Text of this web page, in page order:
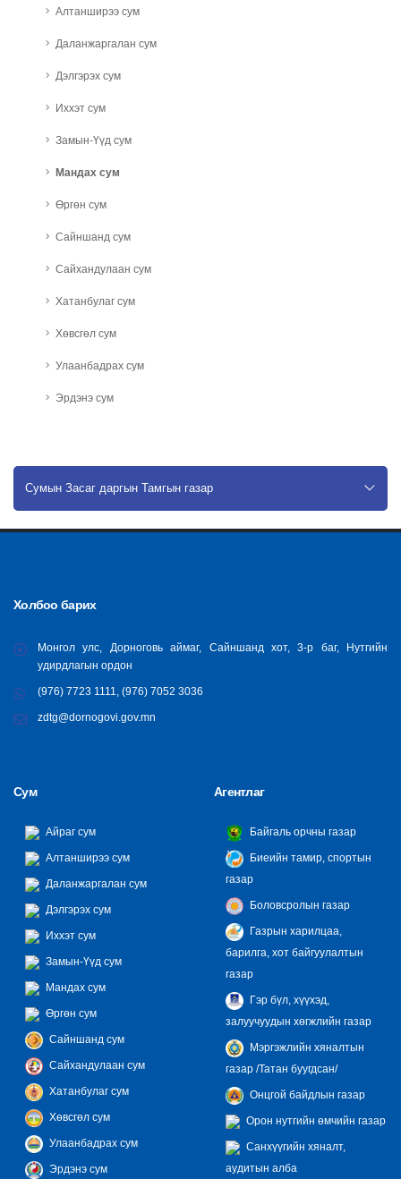
Алтанширээ сум
Даланжаргалан сум
Дэлгэрэх сум
Иххэт сум
Замын-Үүд сум
Мандах сум
Өргөн сум
Сайншанд сум
Сайхандулаан сум
Хатанбулаг сум
Хөвсгөл сум
Улаанбадрах сум
Эрдэнэ сум
Сумын Засаг даргын Тамгын газар
Холбоо барих
Монгол улс, Дорноговь аймаг, Сайншанд хот, 3-р баг, Нутгийн
удирдлагын ордон
(976) 7723 1111, (976) 7052 3036
zdtg@dornogovi.gov.mn
Сум
Айраг сум
Алтанширээ сум
Даланжаргалан сум
Дэлгэрэх сум
Иххэт сум
Замын-Үүд сум
Мандах сум
Өргөн сум
Сайншанд сум
Сайхандулаан сум
Хатанбулаг сум
Хөвсгөл сум
Улаанбадрах сум
Эрдэнэ сум
Агентлаг
Байгаль орчны газар
Биеийн тамир, спортын
газар
Боловсролын газар
Газрын харилцаа,
барилга, хот байгуулалтын
газар
Гэр бүл, хүүхэд,
залуучуудын хөгжлийн газар
Мэргэжлийн хяналтын
газар /Татан буугдсан/
Онцгой байдлын газар
Орон нутгийн өмчийн газар
Санхүүгийн хяналт,
аудитын алба